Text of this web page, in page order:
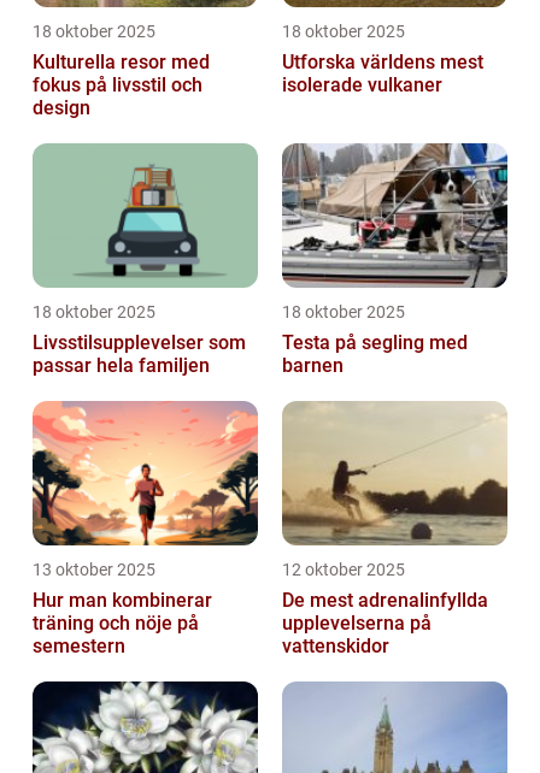
18 oktober 2025
Kulturella resor med
fokus på livsstil och
design
18 oktober 2025
Utforska världens mest
isolerade vulkaner
18 oktober 2025
Livsstilsupplevelser som
passar hela familjen
18 oktober 2025
Testa på segling med
barnen
13 oktober 2025
Hur man kombinerar
träning och nöje på
semestern
12 oktober 2025
De mest adrenalinfyllda
upplevelserna på
vattenskidor